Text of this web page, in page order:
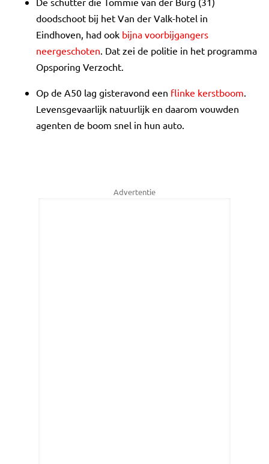
doodschoot bij het Van der Valk-hotel in
Eindhoven, had ook bijna voorbijgangers
neergeschoten. Dat zei de politie in het programma
Opsporing Verzocht.
Op de A50 lag gisteravond een flinke kerstboom.
Levensgevaarlijk natuurlijk en daarom vouwden
agenten de boom snel in hun auto.
Advertentie